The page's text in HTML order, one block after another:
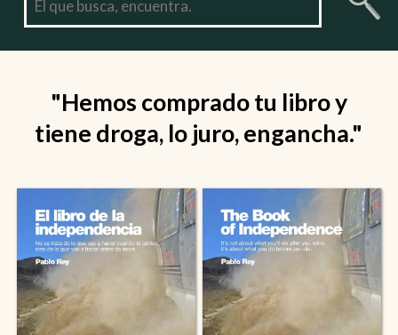
"Hemos comprado tu libro y
tiene droga, lo juro, engancha."